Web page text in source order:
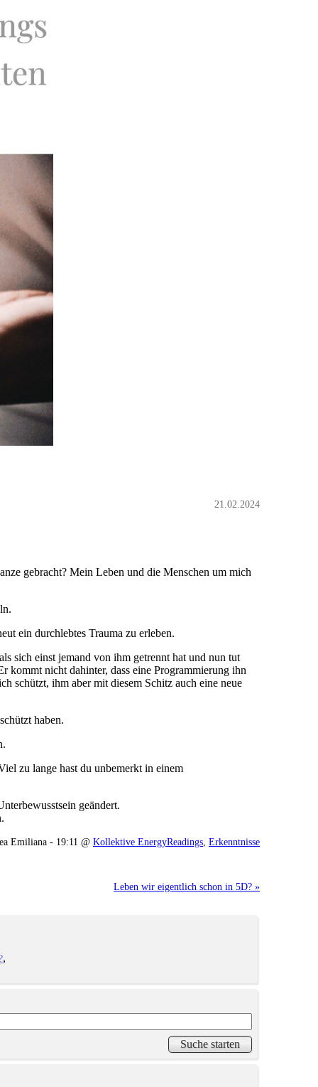
21.02.2024
gebracht? Mein Leben und die Menschen um mich
ein durchlebtes Trauma zu erleben.
sich einst jemand von ihm getrennt hat und nun tut
kommt nicht dahinter, dass eine Programmierung ihn
schützt, ihm aber mit diesem Schitz auch eine neue
haben.
zu lange hast du unbemerkt in einem
geändert.
Emiliana - 19:11 @ Kollektive EnergyReadings Erkenntnisse
Leben wir eigentlich schon in 5D? »